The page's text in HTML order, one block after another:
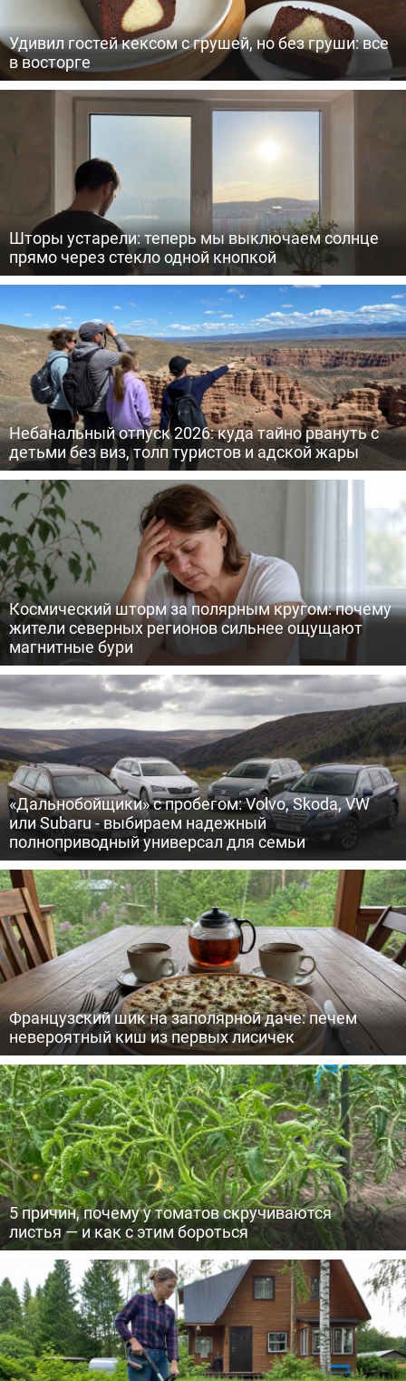
Удивил гостей кексом с грушей, но без груши: все
в восторге
Шторы устарели: теперь мы выключаем солнце
прямо через стекло одной кнопкой
Небанальный отпуск 2026: куда тайно рвануть с
детьми без виз, толп туристов и адской жары
Космический шторм за полярным кругом: почему
жители северных регионов сильнее ощущают
магнитные бури
«Дальнобойщики» с пробегом: Volvo, Skoda, VW
или Subaru - выбираем надежный
полноприводный универсал для семьи
Французский шик на заполярной даче: печем
невероятный киш из первых лисичек
5 причин, почему у томатов скручиваются
листья — и как с этим бороться